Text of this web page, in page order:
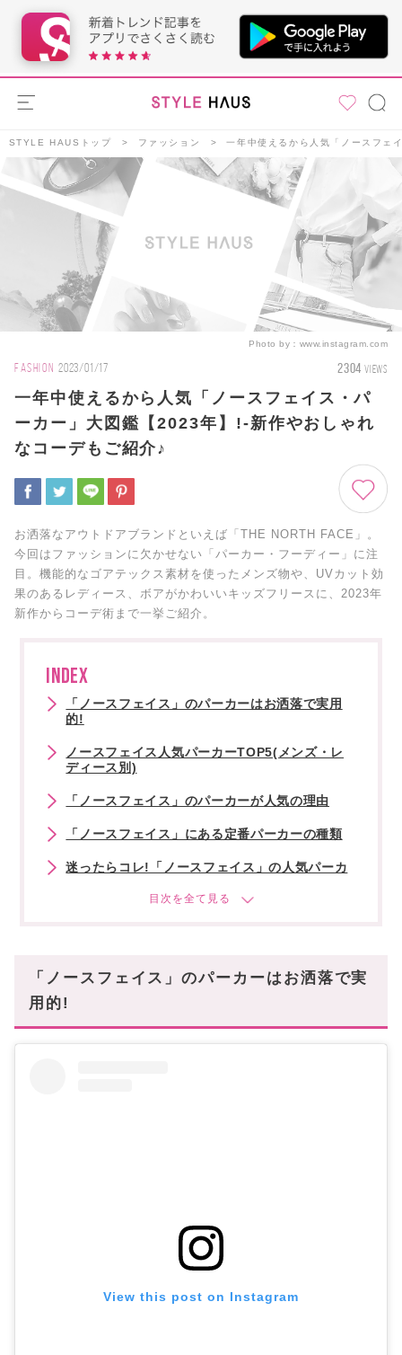
STYLE HAUSトップ ファッション 一年中使えるから人気「ノースフェ
Photo by： www.instagram.com
FASHION 2023/01/17 2304 VIEWS
一年中使えるから人気「ノースフェイス・パ
ーカー」大図鑑【2023年】!‐新作やおしゃれ
なコーデもご紹介♪
お洒落なアウトドアブランドといえば「THE NORTH FACE」。
今回はファッションに欠かせない「パーカー・フーディー」に注
目。機能的なゴアテックス素材を使ったメンズ物や、UVカット効
果のあるレディース、ボアがかわいいキッズフリースに、2023年
新作からコーデ術まで一挙ご紹介。
INDEX
「ノースフェイス」のパーカーはお洒落で実用
的!
ノースフェイス人気パーカーTOP5(メンズ・レ
ディース別)
「ノースフェイス」のパーカーが人気の理由
「ノースフェイス」にある定番パーカーの種類
迷ったらコレ!「ノースフェイス」の人気パーカ
【メンズ】ノースフェイスのおすすめパーカー
「ノースフェイス」パーカーで作るお洒落コーデ
「ノースフェイス」のパーカーはお洒落で実
用的!
View this post on Instagram